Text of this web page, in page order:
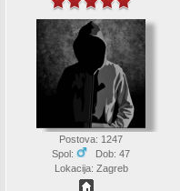
Postova: 1247
Spol:
Dob: 47
Lokacija: Zagreb